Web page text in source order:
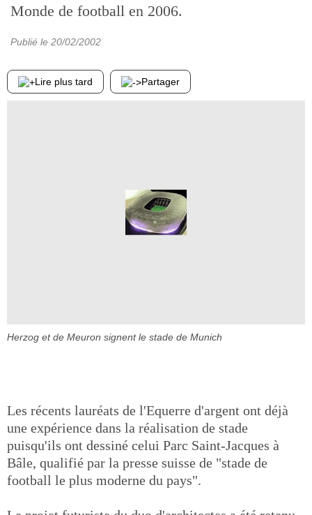
Monde de football en 2006.
Publié le 20/02/2002
Lire plus tard Partager
Herzog et de Meuron signent le stade de Munich
Les récents lauréats de l'Equerre d'argent ont déjà
une expérience dans la réalisation de stade
puisqu'ils ont dessiné celui Parc Saint-Jacques à
Bâle, qualifié par la presse suisse de "stade de
football le plus moderne du pays".